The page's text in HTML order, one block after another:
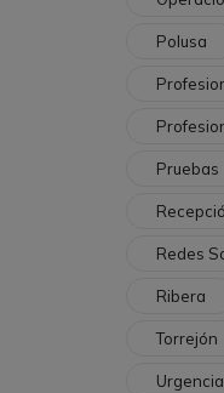
Polusa
Pruebas
Redes
Ribera
Torrejón